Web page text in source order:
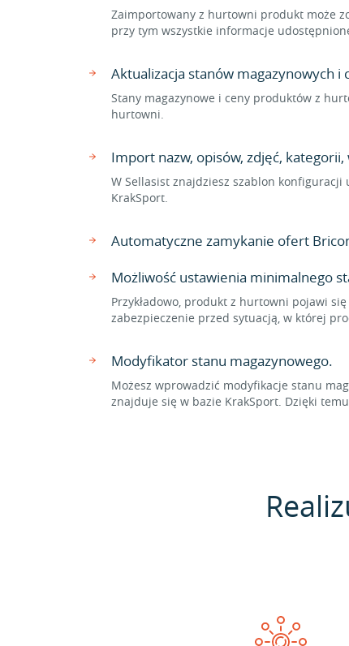
Zaimportowany z hurtowni produkt może
przy tym wszystkie informacje
Aktualizacja stanów magazynowych
Stany magazynowe i ceny produktów z
hurtowni.
Import nazw, opisów, zdjęć,
W Sellasist znajdziesz szablon
KrakSport.
Automatyczne zamykanie ofert
Możliwość ustawienia minimalnego
Przykładowo, produkt z hurtowni pojawi
zabezpieczenie przed sytuacją, w której
Modyfikator stanu magazynowego.
Możesz wprowadzić modyfikacje stanu
znajduje się w bazie KrakSport. Dzięki